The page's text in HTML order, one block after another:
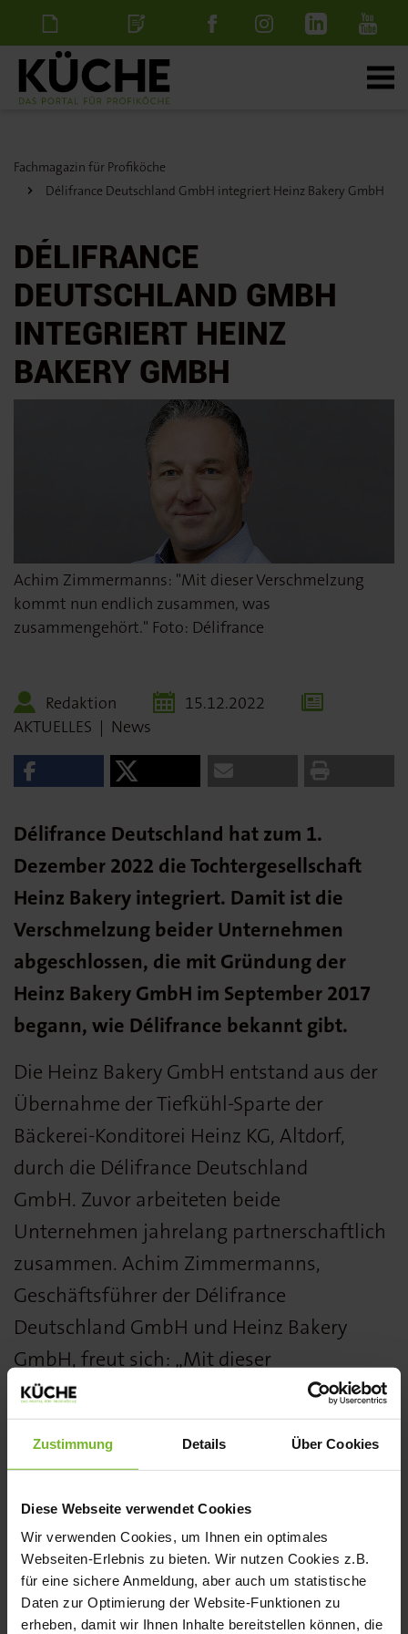
Zustimmung Details Über Cookies
Diese Webseite verwendet Cookies
Wir verwenden Cookies, um Ihnen ein optimales
Webseiten-Erlebnis zu bieten. Wir nutzen Cookies z.B.
für eine sichere Anmeldung, aber auch um statistische
Daten zur Optimierung der Website-Funktionen zu
erheben, damit wir Ihnen Inhalte bereitstellen können, die
NewsletterStellenanzeige
Fachmagazin für Profiköche
Délifrance Deutschland GmbH integriert Heinz Bakery GmbH
DÉLIFRANCE
DEUTSCHLAND GMBH
INTEGRIERT HEINZ
BAKERY GMBH
Achim Zimmermanns: "Mit dieser Verschmelzung
kommt nun endlich zusammen, was
zusammengehört." Foto: Délifrance
Redaktion
15.12.2022
AKTUELLES | News
Délifrance Deutschland hat zum 1.
Dezember 2022 die Tochtergesellschaft
Heinz Bakery integriert. Damit ist die
Verschmelzung beider Unternehmen
abgeschlossen, die mit Gründung der
Heinz Bakery GmbH im September 2017
begann, wie Délifrance bekannt gibt.
Die Heinz Bakery GmbH entstand aus der
Übernahme der Tiefkühl-Sparte der
Bäckerei-Konditorei Heinz KG, Altdorf,
durch die Délifrance Deutschland
GmbH. Zuvor arbeiteten beide
Unternehmen jahrelang partnerschaftlich
zusammen. Achim Zimmermanns,
Geschäftsführer der Délifrance
Deutschland GmbH und Heinz Bakery
GmbH, freut sich: „Mit dieser
Verschmelzung kommt nun endlich
zusammen, was zusammengehört. Unsere
Kollegen in Altdorf bilden neben dem Team
Bayern.“ Alle Rechte und Pflichten der
Heinz Bakery GmbH gehen auf die
Délifrance Deutschland GmbH über. Die
Kunden der Heinz Bakery GmbH werden